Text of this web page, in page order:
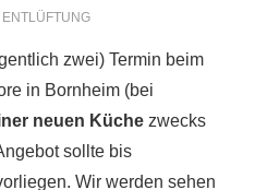
ENTLÜFTUNG
zwei) Termin beim
in Bornheim (bei
neuen Küche zwecks
sollte bis
Wir werden sehen